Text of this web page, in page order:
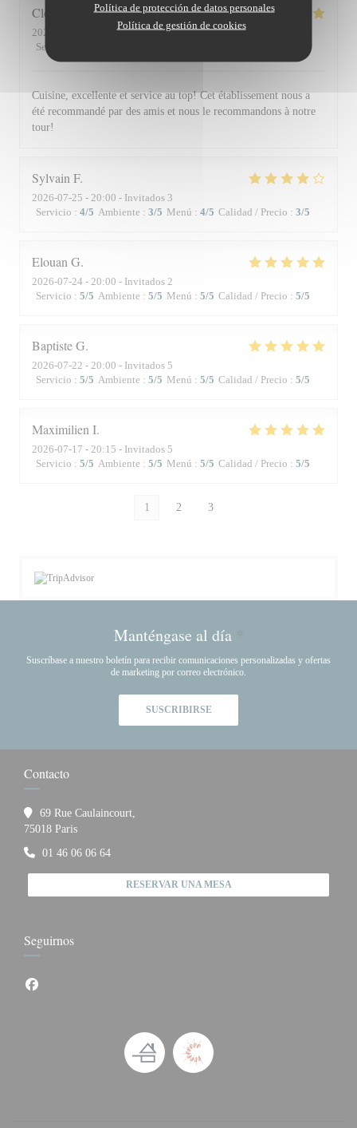
Política de protección de datos personales
Política de gestión de cookies
Clemence
2026-07-29
- 20:00 - Invitados 2
Servicio
Cuisine, excellente et service au top! Cet établissement nous a
été recommandé par des amis et nous le recommandons à notre
tour!
Sylvain F
2026-07-25 - 20:00 - Invitados 3
Servicio : 4/5 Ambiente : 3/5 Menú : 4/5 Calidad / Precio : 3/5
Elouan G
2026-07-24 - 20:00 - Invitados 2
Servicio : 5/5 Ambiente : 5/5 Menú : 5/5 Calidad / Precio : 5/5
BaptisteG
2026-07-22 - 20:00 - Invitados 5
Servicio : 5/5 Ambiente : 5/5 Menú : 5/5 Calidad / Precio : 5/5
Maximilien I
2026-07-17 - 20:15 - Invitados 5
Servicio : 5/5 Ambiente : 5/5 Menú : 5/5 Calidad / Precio : 5/5
1 2 3
Manténgase al día *
Suscríbase a nuestro boletín para recibir comunicaciones personalizadas y ofertas
de marketing por correo electrónico.
SUSCRIBIRSE
Contacto
69 Rue Caulaincourt,
75018 Paris((abre en una nueva ventana))
01 46 06 06 64
RESERVAR UNA MESA
Seguirnos
Facebook ((abre en una nueva ventana))